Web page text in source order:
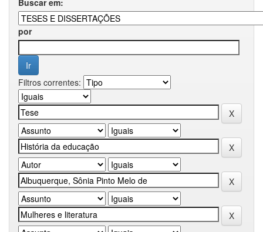
Buscar em:
por
Filtros correntes: